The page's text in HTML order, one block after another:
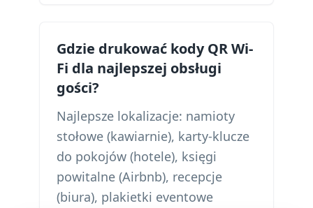
Gdzie drukować kody QR Wi-
Fi dla najlepszej obsługi
gości?
Najlepsze lokalizacje: namioty
stołowe (kawiarnie), karty-klucze
do pokojów (hotele), księgi
powitalne (Airbnb), recepcje
(biura), plakietki eventowe